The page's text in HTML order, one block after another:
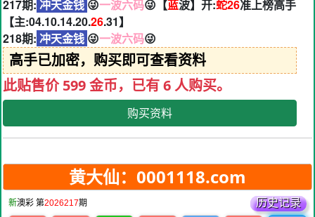
217期: 冲天金钱 😜一波六码😜【蓝波】开:蛇26准上榜高手
【主:04.10.14.20.26.31】
218期: 冲天金钱 😜一波六码😜
高手已加密，购买即可查看资料
此贴售价 599 金币，已有 6 人购买。
购买资料
黄大仙：0001118.com